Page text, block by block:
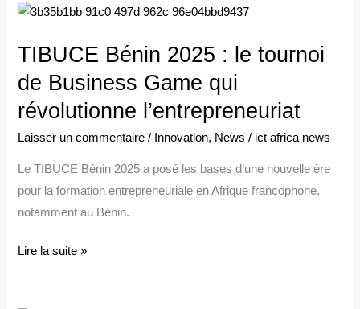
du
TIBUCE Bénin 2025 : le tournoi
de Business Game qui
révolutionne l’entrepreneuriat
Laisser un commentaire / Innovation, News / ict africa news
Le TIBUCE Bénin 2025 a posé les bases d’une nouvelle ère
pour la formation entrepreneuriale en Afrique francophone,
notamment au Bénin.
TIBUCE
2025
:
tournoi
de
Business
Game
qui
l’entrepreneuriat
Lire la suite »